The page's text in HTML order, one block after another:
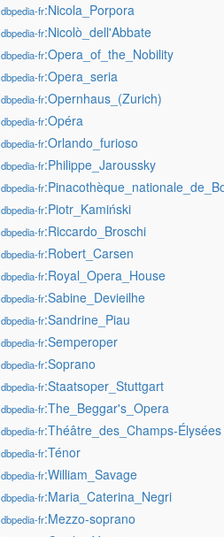
dbpedia-fr:Nicola_Porpora
dbpedia-fr:Nicolò_dell'Abbate
dbpedia-fr:Opera_of_the_Nobility
dbpedia-fr:Opera_seria
dbpedia-fr:Opernhaus_(Zurich)
dbpedia-fr:Opéra
dbpedia-fr:Orlando_furioso
dbpedia-fr:Philippe_Jaroussky
dbpedia-fr
dbpedia-fr:Piotr_Kamiński
dbpedia-fr:Riccardo_Broschi
dbpedia-fr:Robert_Carsen
dbpedia-fr:Royal_Opera_House
dbpedia-fr:Sabine_Devieilhe
dbpedia-fr:Sandrine_Piau
dbpedia-fr:Semperoper
dbpedia-fr:Soprano
dbpedia-fr:Staatsoper_Stuttgart
dbpedia-fr:The_Beggar's_Opera
dbpedia-fr:Théâtre_des_Champs-Élysées
dbpedia-fr:Ténor
dbpedia-fr:William_Savage
dbpedia-fr:Maria_Caterina_Negri
dbpedia-fr:Mezzo-soprano